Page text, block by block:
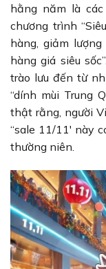
hằng năm là
chương trình
hàng, giảm
hàng giá siêu
trào lưu đến từ
“dính mùi Trung
thật rằng, người
“sale 11/11′ này
thường niên.